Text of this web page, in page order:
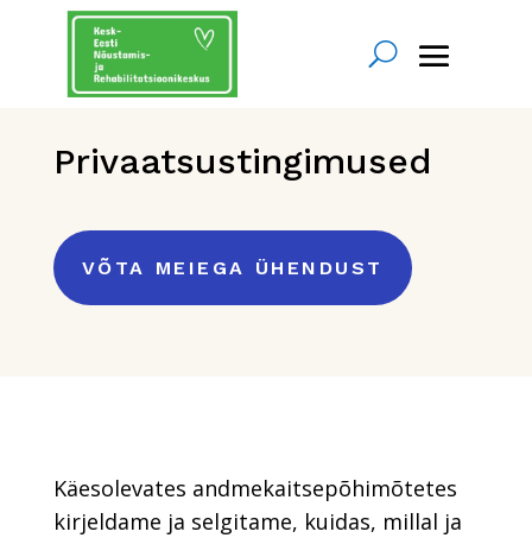
Privaatsustingimused
VÕTA MEIEGA ÜHENDUST
Käesolevates andmekaitsepõhimõtetes
kirjeldame ja selgitame, kuidas, millal ja